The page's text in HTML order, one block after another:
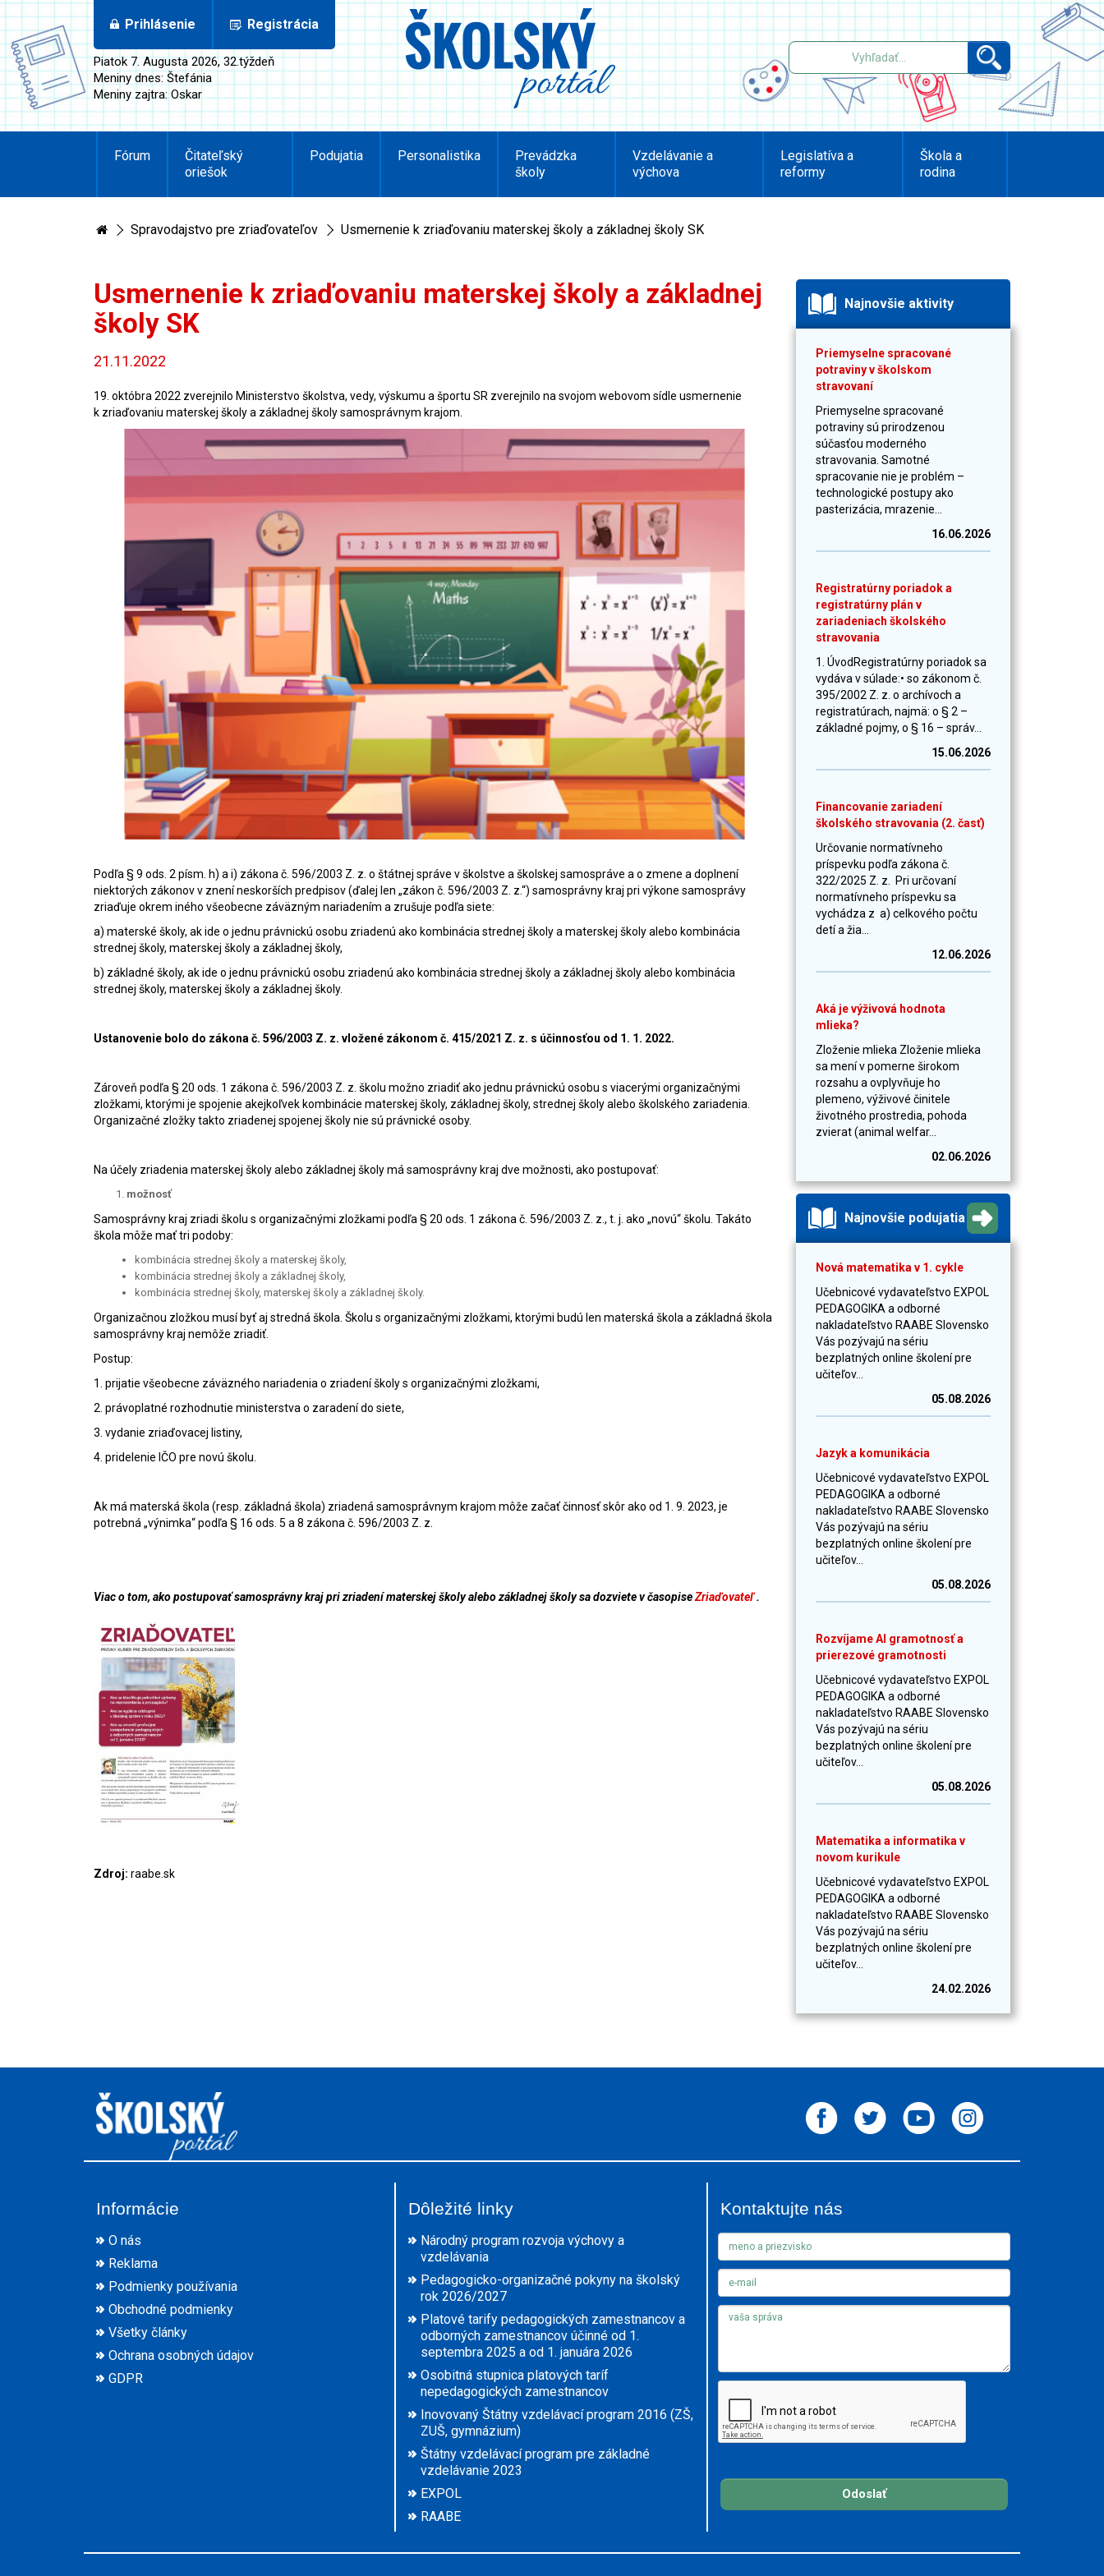
Prihlásenie Registrácia
Piatok 7. Augusta 2026, 32.týždeň
Meniny dnes: Štefánia
Meniny zajtra: Oskar
Fórum
Čitateľský
oriešok
Podujatia Personalistika
Prevádzka
školy
Vzdelávanie a
výchova
Legislatíva a
reformy
Škola a
rodina
Spravodajstvo pre zriaďovateľov Usmernenie k zriaďovaniu materskej školy a základnej školy SK
Usmernenie k zriaďovaniu materskej školy a základnej
školy SK
21.11.2022
19. októbra 2022 zverejnilo Ministerstvo školstva, vedy, výskumu a športu SR zverejnilo na svojom webovom sídle usmernenie
k zriaďovaniu materskej školy a základnej školy samosprávnym krajom.
Podľa § 9 ods. 2 písm. h) a i) zákona č. 596/2003 Z. z. o štátnej správe v školstve a školskej samospráve a o zmene a doplnení
niektorých zákonov v znení neskorších predpisov (ďalej len „zákon č. 596/2003 Z. z.“) samosprávny kraj pri výkone samosprávy
zriaďuje okrem iného všeobecne záväzným nariadením a zrušuje podľa siete:
a) materské školy, ak ide o jednu právnickú osobu zriadenú ako kombinácia strednej školy a materskej školy alebo kombinácia
strednej školy, materskej školy a základnej školy,
b) základné školy, ak ide o jednu právnickú osobu zriadenú ako kombinácia strednej školy a základnej školy alebo kombinácia
strednej školy, materskej školy a základnej školy.
Ustanovenie bolo do zákona č. 596/2003 Z. z. vložené zákonom č. 415/2021 Z. z. s účinnosťou od 1. 1. 2022.
Zároveň podľa § 20 ods. 1 zákona č. 596/2003 Z. z. školu možno zriadiť ako jednu právnickú osobu s viacerými organizačnými
zložkami, ktorými je spojenie akejkoľvek kombinácie materskej školy, základnej školy, strednej školy alebo školského zariadenia.
Organizačné zložky takto zriadenej spojenej školy nie sú právnické osoby.
Na účely zriadenia materskej školy alebo základnej školy má samosprávny kraj dve možnosti, ako postupovať:
možnosť
Samosprávny kraj zriadi školu s organizačnými zložkami podľa § 20 ods. 1 zákona č. 596/2003 Z. z., t. j. ako „novú“ školu. Takáto
škola môže mať tri podoby:
kombinácia strednej školy a materskej školy,
kombinácia strednej školy a základnej školy,
kombinácia strednej školy, materskej školy a základnej školy.
Organizačnou zložkou musí byť aj stredná škola. Školu s organizačnými zložkami, ktorými budú len materská škola a základná škola
samosprávny kraj nemôže zriadiť.
Postup:
1. prijatie všeobecne záväzného nariadenia o zriadení školy s organizačnými zložkami,
2. právoplatné rozhodnutie ministerstva o zaradení do siete,
3. vydanie zriaďovacej listiny,
4. pridelenie IČO pre novú školu.
Ak má materská škola (resp. základná škola) zriadená samosprávnym krajom môže začať činnosť skôr ako od 1. 9. 2023, je
potrebná „výnimka“ podľa § 16 ods. 5 a 8 zákona č. 596/2003 Z. z.
Viac o tom, ako postupovať samosprávny kraj pri zriadení materskej školy alebo základnej školy sa dozviete v časopiseZriaďovateľ.
Zdroj: raabe.sk
Najnovšie aktivity
Priemyselne spracované
potraviny v školskom
stravovaní
Priemyselne spracované
potraviny sú prirodzenou
súčasťou moderného
stravovania. Samotné
spracovanie nie je problém –
technologické postupy ako
pasterizácia, mrazenie...
16.06.2026
Registratúrny poriadok a
registratúrny plán v
zariadeniach školského
stravovania
1. ÚvodRegistratúrny poriadok sa
vydáva v súlade:• so zákonom č.
395/2002 Z. z. o archívoch a
registratúrach, najmä: o § 2 –
základné pojmy, o § 16 – správ...
15.06.2026
Financovanie zariadení
školského stravovania (2. časť)
Určovanie normatívneho
príspevku podľa zákona č.
322/2025 Z. z. Pri určovaní
normatívneho príspevku sa
vychádza z a) celkového počtu
detí a žia...
12.06.2026
Aká je výživová hodnota
mlieka?
Zloženie mlieka Zloženie mlieka
sa mení v pomerne širokom
rozsahu a ovplyvňuje ho
plemeno, výživové činitele
životného prostredia, pohoda
zvierat (animal welfar...
02.06.2026
Najnovšie podujatia
Nová matematika v 1. cykle
Učebnicové vydavateľstvo EXPOL
PEDAGOGIKA a odborné
nakladateľstvo RAABE Slovensko
Vás pozývajú na sériu
bezplatných online školení pre
učiteľov...
05.08.2026
Jazyk a komunikácia
Učebnicové vydavateľstvo EXPOL
PEDAGOGIKA a odborné
nakladateľstvo RAABE Slovensko
Vás pozývajú na sériu
bezplatných online školení pre
učiteľov...
05.08.2026
Rozvíjame AI gramotnosť a
prierezové gramotnosti
Učebnicové vydavateľstvo EXPOL
PEDAGOGIKA a odborné
nakladateľstvo RAABE Slovensko
Vás pozývajú na sériu
bezplatných online školení pre
učiteľov...
05.08.2026
Matematika a informatika v
novom kurikule
Učebnicové vydavateľstvo EXPOL
PEDAGOGIKA a odborné
nakladateľstvo RAABE Slovensko
Vás pozývajú na sériu
bezplatných online školení pre
učiteľov...
24.02.2026
Informácie
O nás
Reklama
Podmienky používania
Obchodné podmienky
Všetky články
Ochrana osobných údajov
GDPR
Dôležité linky
Národný program rozvoja výchovy a
vzdelávania
Pedagogicko-organizačné pokyny na školský
rok 2026/2027
Platové tarify pedagogických zamestnancov a
odborných zamestnancov účinné od 1.
septembra 2025 a od 1. januára 2026
Osobitná stupnica platových taríf
nepedagogických zamestnancov
Inovovaný Štátny vzdelávací program 2016 (ZŠ,
ZUŠ, gymnázium)
Štátny vzdelávací program pre základné
vzdelávanie 2023
EXPOL
RAABE
Kontaktujte nás
Odoslať